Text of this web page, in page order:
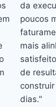
da
poucos
mais
de
dias."